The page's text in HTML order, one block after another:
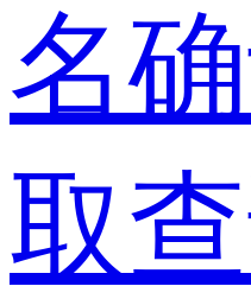
名
取